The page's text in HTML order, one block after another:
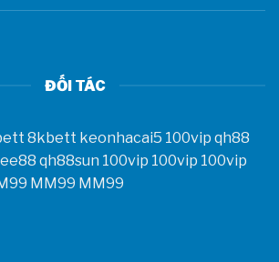
ĐỐI TÁC
8kbett keonhacai5 100vip qh88
ee88 qh88sun 100vip 100vip 100vip
MM99 MM99